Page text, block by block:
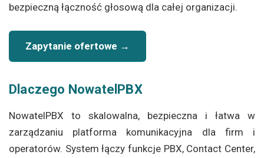
bezpieczną łączność głosową dla całej organizacji.
Zapytanie ofertowe →
Dlaczego NowatelPBX
NowatelPBX to skalowalna, bezpieczna i łatwa w
zarządzaniu platforma komunikacyjna dla firm i
operatorów. System łączy funkcje PBX, Contact Center,